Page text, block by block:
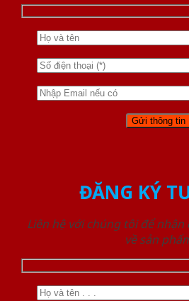
ĐĂNG KÝ
Liên hệ với chúng tôi để
về sản